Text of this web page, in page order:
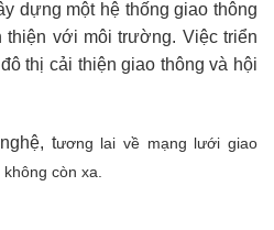
dựng một hệ thống giao thông
thiện với môi trường. Việc triển
thị cải thiện giao thông và hội
tương lai về mạng lưới giao
còn xa.